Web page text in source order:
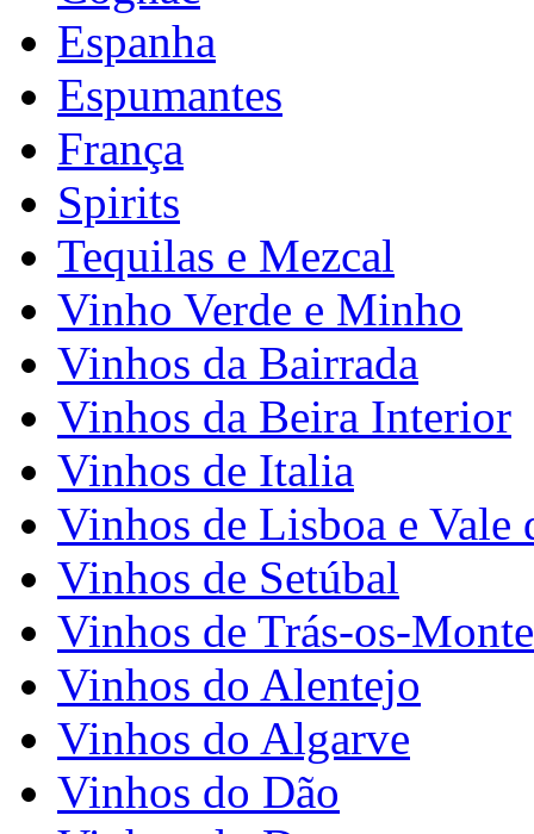
Espanha
Espumantes
França
Spirits
Tequilas e Mezcal
Vinho Verde e Minho
Vinhos da Bairrada
Vinhos da Beira Interior
Vinhos de Italia
Vinhos de Lisboa e Vale
Vinhos de Setúbal
Vinhos de Trás-os-
Vinhos do Alentejo
Vinhos do Algarve
Vinhos do Dão